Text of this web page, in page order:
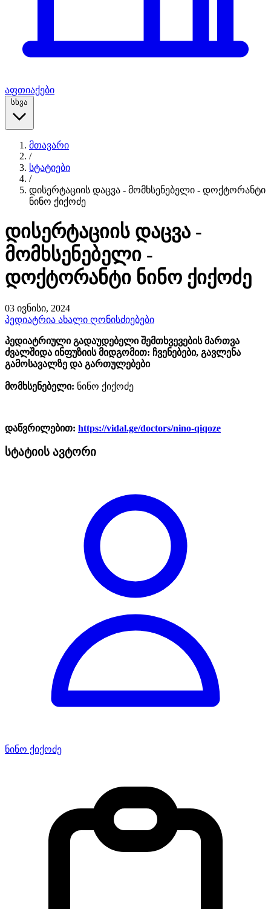
აფთიაქები
სხვა
მთავარი
/
სტატიები
/
დისერტაციის დაცვა - მომხსენებელი - დოქტორანტი
ნინო ქიქოძე
დისერტაციის დაცვა -
მომხსენებელი -
დოქტორანტი ნინო ქიქოძე
03 ივნისი, 2024
პედიატრია ახალი ღონისძიებები
პედიატრიული გადაუდებელი შემთხვევების მართვა
ძვალშიდა ინფუზიის მიდგომით: ჩვენებები, გავლენა
გამოსავალზე და გართულებები
მომხსენებელი: ნინო ქიქოძე
დაწვრილებით: https://vidal.ge/doctors/nino-qiqoze
სტატიის ავტორი
ნინო ქიქოძე